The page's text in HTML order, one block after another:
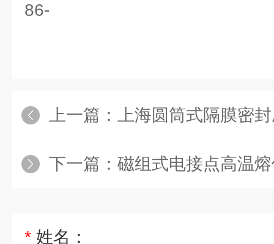
86-
上一篇： 上海圆筒式隔膜密
下一篇： 磁组式电接点高温
* 姓名：